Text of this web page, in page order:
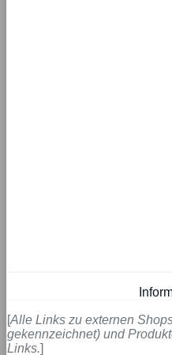
[Alle Links zu externen
gekennzeichnet) und
Links.]